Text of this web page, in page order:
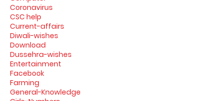
Coronavirus
CSC help
Current-affairs
Diwali-wishes
Download
Dussehra-wishes
Entertainment
Facebook
Farming
General-Knowledge